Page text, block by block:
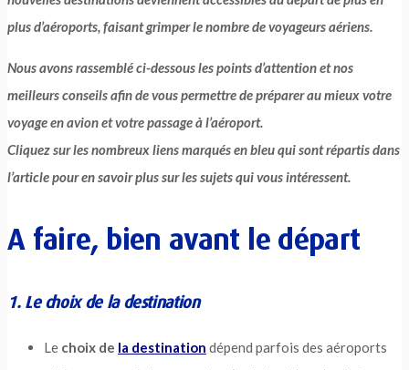
plus d’aéroports, faisant grimper le nombre de voyageurs aériens.
Nous avons rassemblé ci-dessous les points d’attention et nos
meilleurs conseils afin de vous permettre de préparer au mieux votre
voyage en avion et votre passage à l’aéroport.
Cliquez sur les nombreux liens marqués en bleu qui sont répartis dans
l’article pour en savoir plus sur les sujets qui vous intéressent.
A faire, bien avant le départ
1. Le choix de la destination
Le choix de la destination dépend parfois des aéroports